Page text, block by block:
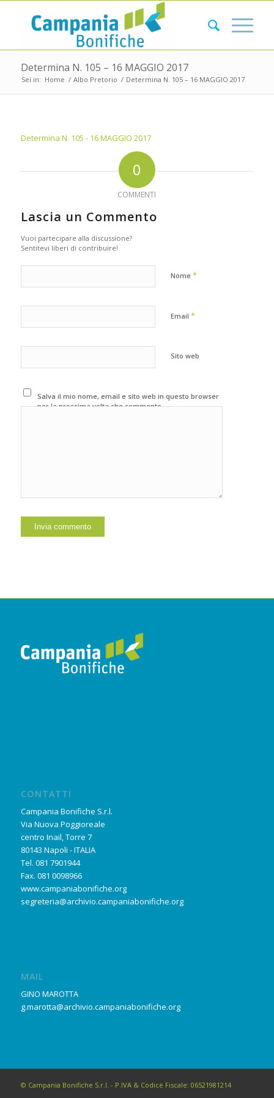
Determina N. 105 – 16 MAGGIO 2017
Sei in: Home / Albo Pretorio / Determina N. 105 – 16 MAGGIO 2017
Determina N. 105 - 16 MAGGIO 2017
0
COMMENTI
Lascia un Commento
Vuoi partecipare alla discussione?
Sentitevi liberi di contribuire!
Nome *
Email *
Sito web
Salva il mio nome, email e sito web in questo browser
per la prossima volta che commento.
CONTATTI
Campania Bonifiche S.r.l.
Via Nuova Poggioreale
centro Inail, Torre 7
80143 Napoli - ITALIA
Tel. 081 7901944
Fax. 081 0098966
www.campaniabonifiche.org
segreteria@archivio.campaniabonifiche.org
MAIL
GINO MAROTTA
g.marotta@archivio.campaniabonifiche.org
© Campania Bonifiche S.r.l. - P.IVA & Codice Fiscale: 06521981214